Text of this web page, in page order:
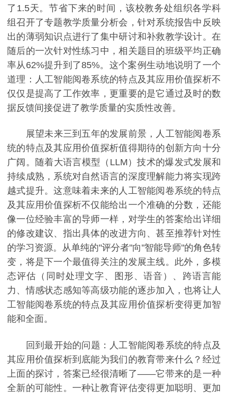
了1.5天。节省下来的时间，该校教务处组织各学科
组召开了专题教学质量分析会，针对系统报告中反映
出的薄弱知识点进行了集中研讨和补救教学设计。在
随后的一次针对性练习中，相关题目的班级平均正确
率从62%提升到了85%。这个案例生动地说明了一个
道理：人工智能阅卷系统的特点及其应用价值探析不
仅仅是提高了工作效率，更重要的是它通过及时的数
据反馈间接促进了教学质量的实质性改善。
展望未来三到五年的发展前景，人工智能阅卷系
统的特点及其应用价值探析值得期待的创新方向十分
广阔。随着大语言模型（LLM）技术的爆发式发展和
持续成熟，系统对自然语言的深度理解能力将实现跨
越式提升。这意味着未来的人工智能阅卷系统的特点
及其应用价值探析不仅能给出一个准确的分数，还能
像一位经验丰富的导师一样，对学生的答案给出详细
的修改建议、指出具体的改进方向、甚至推荐针对性
的学习资源。从单纯的"评分者"向"智能导师"的角色转
变，将是下一个最值得关注的发展主线。此外，多模
态评估（同时处理文字、图形、语音）、跨语言能
力、情感状态感知等高级功能的逐步加入，也将让人
工智能阅卷系统的特点及其应用价值探析变得更加智
能和全面。
回到最开始的问题：人工智能阅卷系统的特点及
其应用价值探析到底能为我们的教育带来什么？经过
上面的探讨，答案已经很清晰了——它带来的是一种
全新的可能性。一种让教育评估变得更加聪明、更加